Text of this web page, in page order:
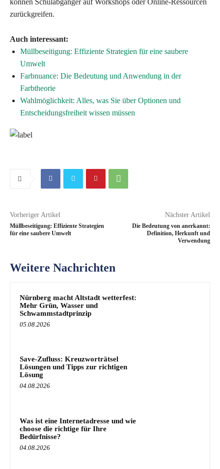
zurückgreifen.
Auch interessant:
Müllbeseitigung: Effiziente Strategien für eine saubere
Umwelt
Farbnuance: Die Bedeutung und Anwendung in der
Farbtheorie
Wahlmöglichkeit: Alles, was Sie über Optionen und
Entscheidungsfreiheit wissen müssen
Vorheriger Artikel
Müllbeseitigung: Effiziente Strategien
für eine saubere Umwelt
Nächster Artikel
Die Bedeutung von anerkannt:
Definition, Herkunft und
Verwendung
Weitere Nachrichten
Nürnberg macht Altstadt wetterfest:
Mehr Grün, Wasser und
Schwammstadtprinzip
05.08.2026
Save-Zufluss: Kreuzworträtsel
Lösungen und Tipps zur richtigen
Lösung
04.08.2026
Was ist eine Internetadresse und wie
choose die richtige für Ihre
Bedürfnisse?
04.08.2026